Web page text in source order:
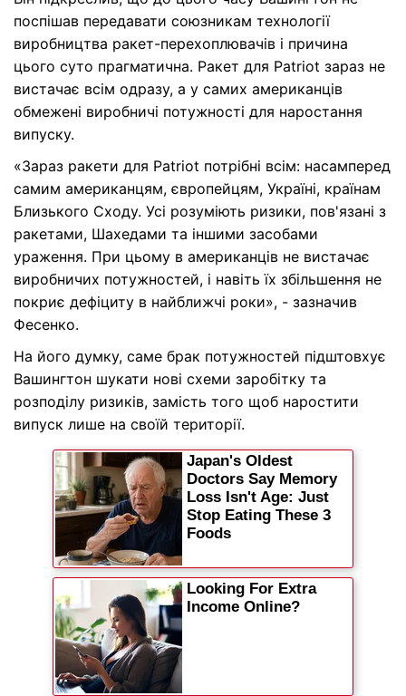
поспішав передавати союзникам технології
виробництва ракет-перехоплювачів і причина
цього суто прагматична. Ракет для Patriot зараз не
вистачає всім одразу, а у самих американців
обмежені виробничі потужності для наростання
випуску.
«Зараз ракети для Patriot потрібні всім: насамперед
самим американцям, європейцям, Україні, країнам
Близького Сходу. Усі розуміють ризики, пов'язані з
ракетами, Шахедами та іншими засобами
ураження. При цьому в американців не вистачає
виробничих потужностей, і навіть їх збільшення не
покриє дефіциту в найближчі роки», - зазначив
Фесенко.
На його думку, саме брак потужностей підштовхує
Вашингтон шукати нові схеми заробітку та
розподілу ризиків, замість того щоб наростити
випуск лише на своїй території.